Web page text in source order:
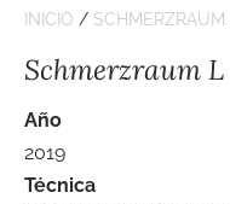
INICIO / SCHMERZRAUM
Schmerzraum L
Año
2019
Técnica